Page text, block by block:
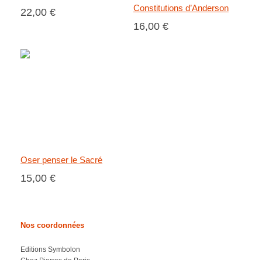
22,00 €
Constitutions d’Anderson
16,00 €
Oser penser le Sacré
15,00 €
Nos coordonnées
Editions Symbolon